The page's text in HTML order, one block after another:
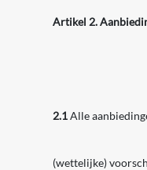
Artikel 2.
2.1Alle
(wettelijke)